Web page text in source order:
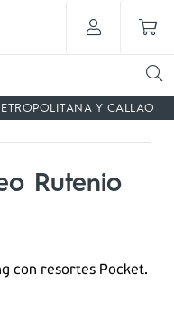
Y CALLAO
Rutenio
con resortes Pocket.